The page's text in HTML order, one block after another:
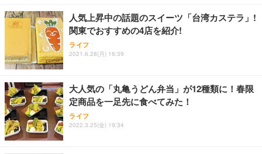
人気上昇中の話題のスイーツ「台湾カステラ」!
関東でおすすめの4店を紹介!
ライフ
2021.6.28(月) 16:39
大人気の「丸亀うどん弁当」が12種類に！春限
定商品を一足先に食べてみた！
ライフ
2022.3.25(金) 19:34